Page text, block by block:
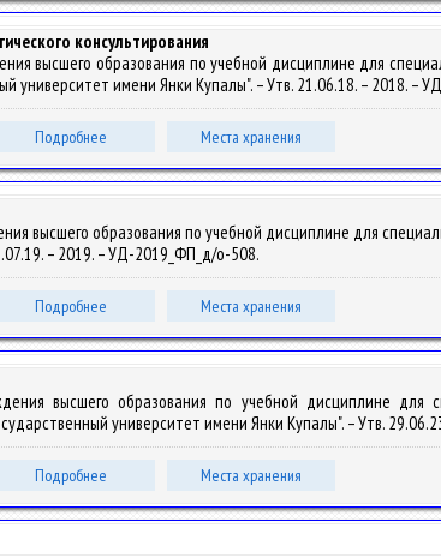
консультирования
высшего образования по учебной дисциплине для
университет имени Янки Купалы". – Утв. 21.06.18. – 2018. –
Подробнее Места хранения
высшего образования по учебной дисциплине для
– 2019. – УД-2019_ФП_д/о-508.
Подробнее Места хранения
высшего образования по учебной дисциплине для
университет имени Янки Купалы". – Утв.
Подробнее Места хранения